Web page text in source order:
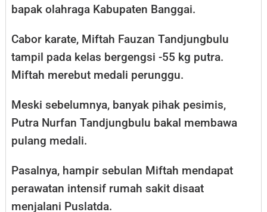
bapak olahraga Kabupaten Banggai.
Cabor karate, Miftah Fauzan Tandjungbulu
tampil pada kelas bergengsi -55 kg putra.
Miftah merebut medali perunggu.
Meski sebelumnya, banyak pihak pesimis,
Putra Nurfan Tandjungbulu bakal membawa
pulang medali.
Pasalnya, hampir sebulan Miftah mendapat
perawatan intensif rumah sakit disaat
menjalani Puslatda.